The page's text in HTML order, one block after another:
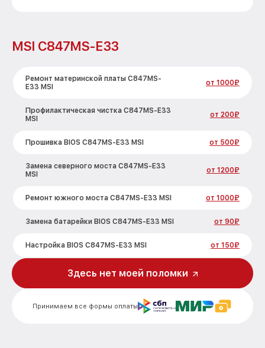
MSI C847MS-E33
Ремонт материнской платы C847MS-
E33 MSI
от 1000₽
Профилактическая чистка C847MS-E33
MSI
от 200₽
Прошивка BIOS C847MS-E33 MSI от 500₽
Замена северного моста C847MS-E33
MSI
от 1200₽
Ремонт южного моста C847MS-E33 MSI от 1000₽
Замена батарейки BIOS C847MS-E33 MSI от 90₽
Настройка BIOS C847MS-E33 MSI от 150₽
Принимаем все формы оплаты
Здесь нет моей поломки